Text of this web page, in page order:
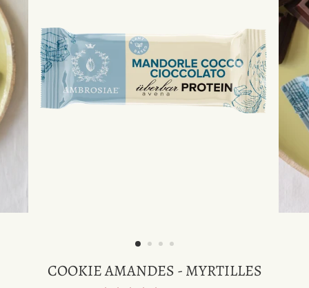
COOKIE AMANDES - MYRTILLES